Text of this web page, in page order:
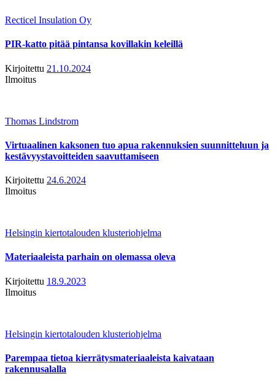
Recticel Insulation Oy
PIR-katto pitää pintansa kovillakin keleillä
Kirjoitettu 21.10.2024
Ilmoitus
Thomas Lindstrom
Virtuaalinen kaksonen tuo apua rakennuksien suunnitteluun ja
kestävyystavoitteiden saavuttamiseen
Kirjoitettu 24.6.2024
Ilmoitus
Helsingin kiertotalouden klusteriohjelma
Materiaaleista parhain on olemassa oleva
Kirjoitettu 18.9.2023
Ilmoitus
Helsingin kiertotalouden klusteriohjelma
Parempaa tietoa kierrätysmateriaaleista kaivataan
rakennusalalla